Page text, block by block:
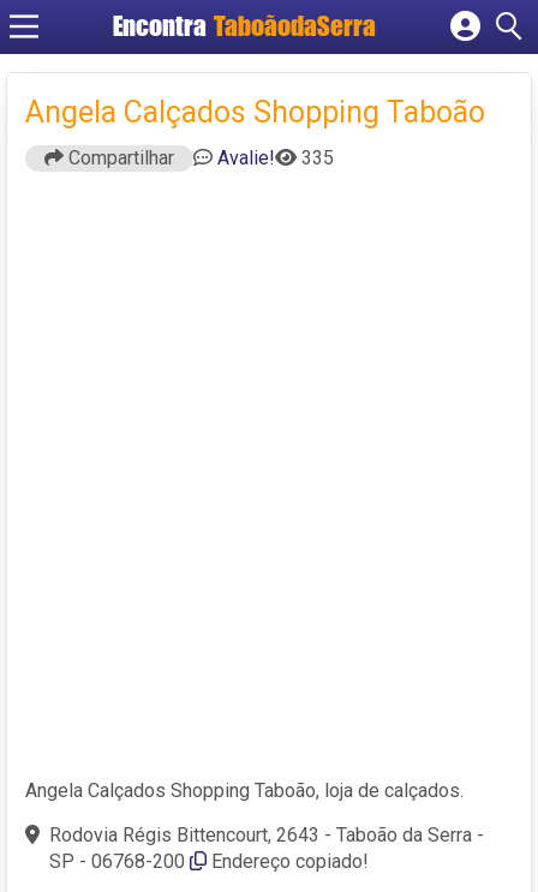
Encontra TaboãodaSerra
Cadastrar empresa
Criar conta
Angela Calçados Shopping Taboão
Compartilhar Avalie! 335
Angela Calçados Shopping Taboão, loja de calçados.
Rodovia Régis Bittencourt, 2643 - Taboão da Serra -
SP - 06768-200
Endereço copiado!